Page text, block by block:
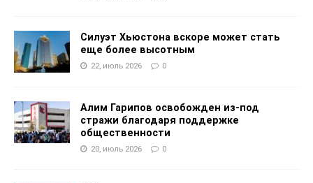
Силуэт Хьюстона вскоре может стать
еще более высотным
22, июль 2026 0
Алим Гарипов освобожден из-под
стражи благодаря поддержке
общественности
20, июль 2026 0